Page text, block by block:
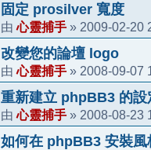
固定 prosilver 寬度
由心靈捕手 » 2009-02-20
改變您的論壇 logo
由心靈捕手 » 2008-09-07
重新建立 phpBB3 的
由心靈捕手 » 2008-08-23
如何在 phpBB3 安裝風